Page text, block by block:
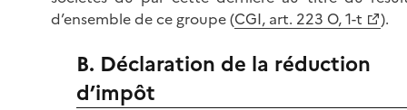
d’ensemble de ce groupe (CGI, art. 223 O, 1-t ).
B. Déclaration de la réduction
d’impôt